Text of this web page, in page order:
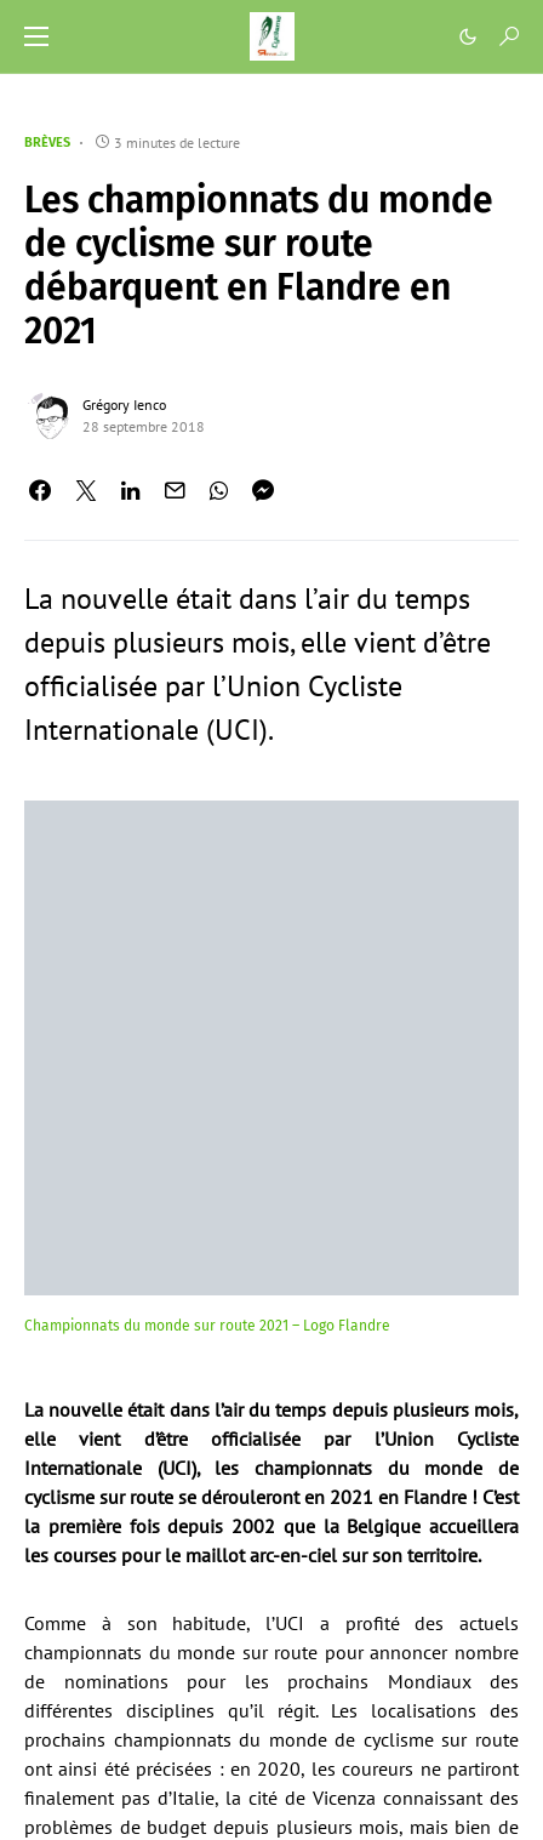
BRÈVES 3 minutes de lecture
Les championnats du monde
de cyclisme sur route
débarquent en Flandre en
2021
Grégory Ienco
28 septembre 2018
La nouvelle était dans l’air du temps
depuis plusieurs mois, elle vient d’être
officialisée par l’Union Cycliste
Internationale (UCI).
Championnats du monde sur route 2021 – Logo Flandre
La nouvelle était dans l’air du temps depuis plusieurs mois,
elle vient d’être officialisée par l’Union Cycliste
Internationale (UCI), les championnats du monde de
cyclisme sur route se dérouleront en 2021 en Flandre ! C’est
la première fois depuis 2002 que la Belgique accueillera
les courses pour le maillot arc-en-ciel sur son territoire.
Comme à son habitude, l’UCI a profité des actuels
championnats du monde sur route pour annoncer nombre
de nominations pour les prochains Mondiaux des
différentes disciplines qu’il régit. Les localisations des
prochains championnats du monde de cyclisme sur route
ont ainsi été précisées : en 2020, les coureurs ne partiront
finalement pas d’Italie, la cité de Vicenza connaissant des
problèmes de budget depuis plusieurs mois, mais bien de